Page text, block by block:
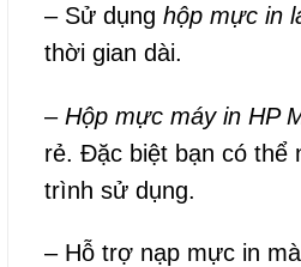
– Sử dụng hộp mực in
thời gian dài.
– Hộp mực máy in HP
rẻ. Đặc biệt bạn có thể
trình sử dụng.
– Hỗ trợ nạp mực in